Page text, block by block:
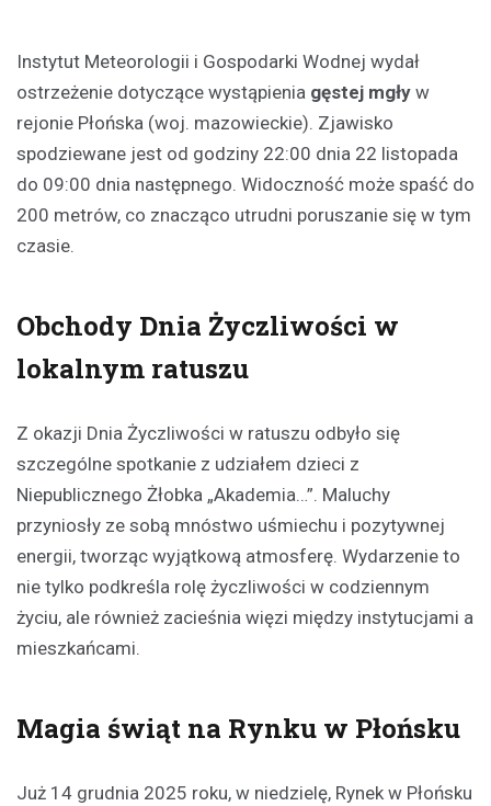
Instytut Meteorologii i Gospodarki Wodnej wydał
ostrzeżenie dotyczące wystąpienia gęstej mgły w
rejonie Płońska (woj. mazowieckie). Zjawisko
spodziewane jest od godziny 22:00 dnia 22 listopada
do 09:00 dnia następnego. Widoczność może spaść do
200 metrów, co znacząco utrudni poruszanie się w tym
czasie.
Obchody Dnia Życzliwości w
lokalnym ratuszu
Z okazji Dnia Życzliwości w ratuszu odbyło się
szczególne spotkanie z udziałem dzieci z
Niepublicznego Żłobka „Akademia…”. Maluchy
przyniosły ze sobą mnóstwo uśmiechu i pozytywnej
energii, tworząc wyjątkową atmosferę. Wydarzenie to
nie tylko podkreśla rolę życzliwości w codziennym
życiu, ale również zacieśnia więzi między instytucjami a
mieszkańcami.
Magia świąt na Rynku w Płońsku
Już 14 grudnia 2025 roku, w niedzielę, Rynek w Płońsku